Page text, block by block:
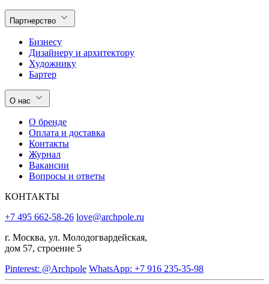
Партнерство
Бизнесу
Дизайнеру и архитектору
Художнику
Бартер
О нас
О бренде
Оплата и доставка
Контакты
Журнал
Вакансии
Вопросы и ответы
КОНТАКТЫ
+7 495 662-58-26 love@archpole.ru
г. Москва, ул. Молодогвардейская,
дом 57, строение 5
Pinterest: @Archpole WhatsApp: +7 916 235-35-98